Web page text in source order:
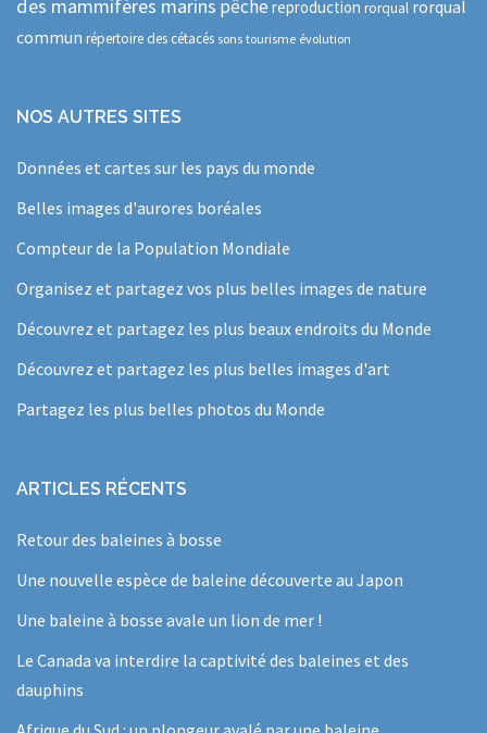
des mammifères marins pêche reproduction rorqual rorqual
commun répertoire des cétacés sons tourisme évolution
NOS AUTRES SITES
Données et cartes sur les pays du monde
Belles images d'aurores boréales
Compteur de la Population Mondiale
Organisez et partagez vos plus belles images de nature
Découvrez et partagez les plus beaux endroits du Monde
Découvrez et partagez les plus belles images d'art
Partagez les plus belles photos du Monde
ARTICLES RÉCENTS
Retour des baleines à bosse
Une nouvelle espèce de baleine découverte au Japon
Une baleine à bosse avale un lion de mer !
Le Canada va interdire la captivité des baleines et des
dauphins